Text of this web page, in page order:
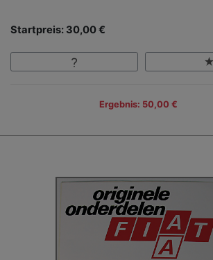
Startpreis: 30,00 €
Ergebnis: 50,00 €